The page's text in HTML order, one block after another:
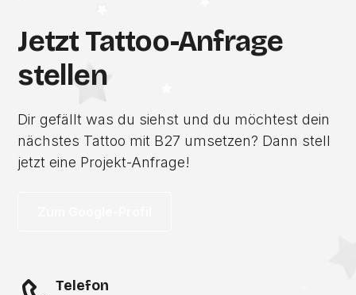
Jetzt Tattoo-Anfrage
stellen
Dir gefällt was du siehst und du möchtest dein
nächstes Tattoo mit B27 umsetzen? Dann stell
jetzt eine Projekt-Anfrage!
Telefon